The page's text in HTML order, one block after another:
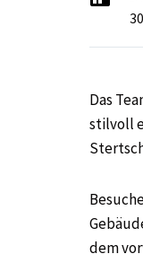
Das
stilvoll
dem